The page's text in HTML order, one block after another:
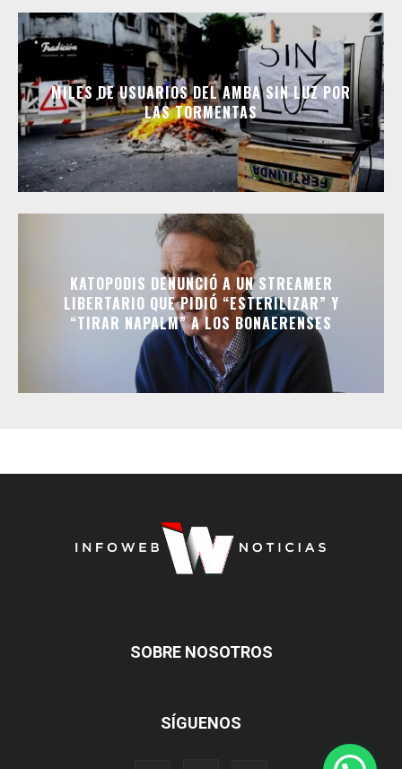
MILES DE USUARIOS DEL AMBA SIN LUZ POR
LAS TORMENTAS
KATOPODIS DENUNCIÓ A UN STREAMER
LIBERTARIO QUE PIDIÓ “ESTERILIZAR” Y
“TIRAR NAPALM” A LOS BONAERENSES
SOBRE NOSOTROS
SÍGUENOS